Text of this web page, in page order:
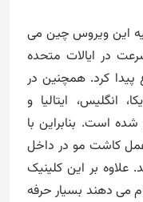
این ویروس چین می
در ایالات متحده
پیدا کرد. همچنین در
انگلیس، ایتالیا و
است. بنابراین با
کاشت مو در داخل
بر این کلینیک
می دهند بسیار حرفه